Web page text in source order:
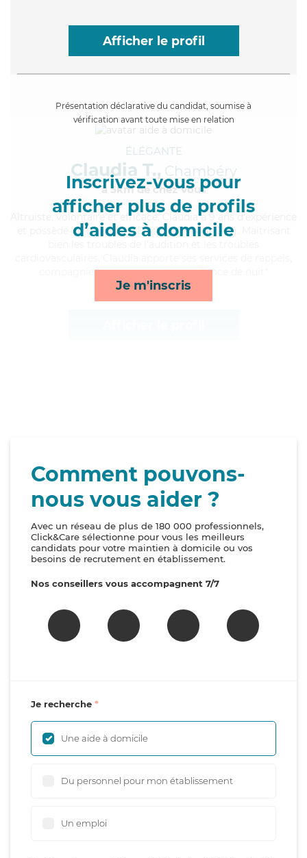
Afficher le profil
Présentation déclarative du candidat, soumise à
vérification avant toute mise en relation
Inscrivez-vous pour
afficher plus de profils
d’aides à domicile
Je m'inscris
ÉLÉGANTE
Claudia T., Chambéry
à 5km de chez Vous
, volontaire et efficace, Claudia a 9 ans d'expérience
et possède un diplôme d'Etat d'infirmier (DEI). Maitrisant
compagnie/loisirs, repas et surveillance de nuit*
Comment pouvons-
nous vous aider ?
Avec un réseau de plus de 180 000 professionnels,
Click&Care sélectionne pour vous les meilleurs
candidats pour votre maintien à domicile ou vos
besoins de recrutement en établissement.
Nos conseillers vous accompagnent 7/7
Je recherche
Une aide à domicile
Du personnel pour mon établissement
Un emploi